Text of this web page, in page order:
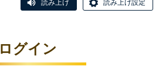
読み上げ 読み上げ設定
ログイン